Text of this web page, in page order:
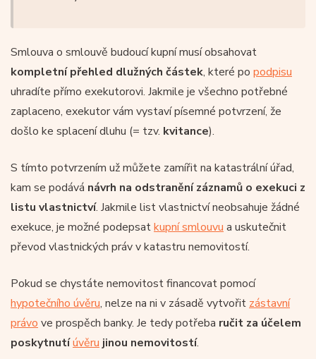
Smlouva o smlouvě budoucí kupní musí obsahovat
kompletní přehled dlužných částek, které po podpisu
uhradíte přímo exekutorovi. Jakmile je všechno potřebné
zaplaceno, exekutor vám vystaví písemné potvrzení, že
došlo ke splacení dluhu (= tzv. kvitance).
S tímto potvrzením už můžete zamířit na katastrální úřad,
kam se podává návrh na odstranění záznamů o exekuci z
listu vlastnictví. Jakmile list vlastnictví neobsahuje žádné
exekuce, je možné podepsatkupní smlouvu a uskutečnit
převod vlastnických práv v katastru nemovitostí.
Pokud se chystáte nemovitost financovat pomocí
hypotečního úvěru, nelze na ni v zásadě vytvořit zástavní
právo ve prospěch banky. Je tedy potřeba ručit za účelem
poskytnutíúvěru jinou nemovitostí.